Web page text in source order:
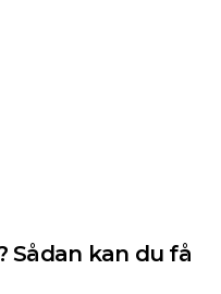
Sådan kan du få